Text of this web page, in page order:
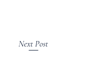
Next Post